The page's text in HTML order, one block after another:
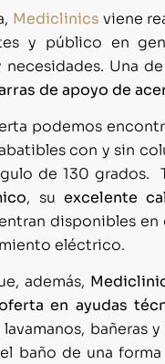
Mediclinics viene
y público en
Una
de apoyo de
podemos
con y sin
de 130 grados.
, suexcelente
disponibles
eléctrico.
además,
en ayudas
bañeras
baño de una